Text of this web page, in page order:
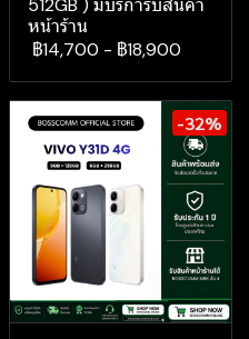
512GB ) มีบริการับสินค้า
หน้าร้าน
฿14,700 - ฿18,900
-32%